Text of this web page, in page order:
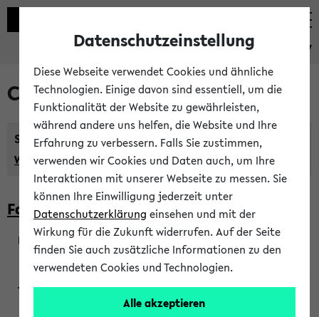
eKVV
Courses taught in English
Semester:
WiSe 2026/2027 SoSe 2026 Previous...
Faculty of Biology
200923
Wendisch, Peters-Wendisch, Stegelmann
Datenschutzeinstellung
Diese Webseite verwendet Cookies und ähnliche
Technologien. Einige davon sind essentiell, um die
Funktionalität der Website zu gewährleisten,
während andere uns helfen, die Website und Ihre
Erfahrung zu verbessern. Falls Sie zustimmen,
verwenden wir Cookies und Daten auch, um Ihre
Interaktionen mit unserer Webseite zu messen. Sie
können Ihre Einwilligung jederzeit unter
Datenschutzerklärung einsehen und mit der
Wirkung für die Zukunft widerrufen. Auf der Seite
finden Sie auch zusätzliche Informationen zu den
verwendeten Cookies und Technologien.
Alle akzeptieren